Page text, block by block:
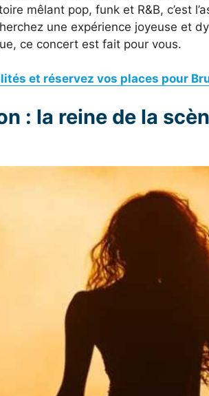
mêlant pop, funk et R&B, c’est
une expérience joyeuse et
ce concert est fait pour vous.
et réservez vos places pour
: la reine de la